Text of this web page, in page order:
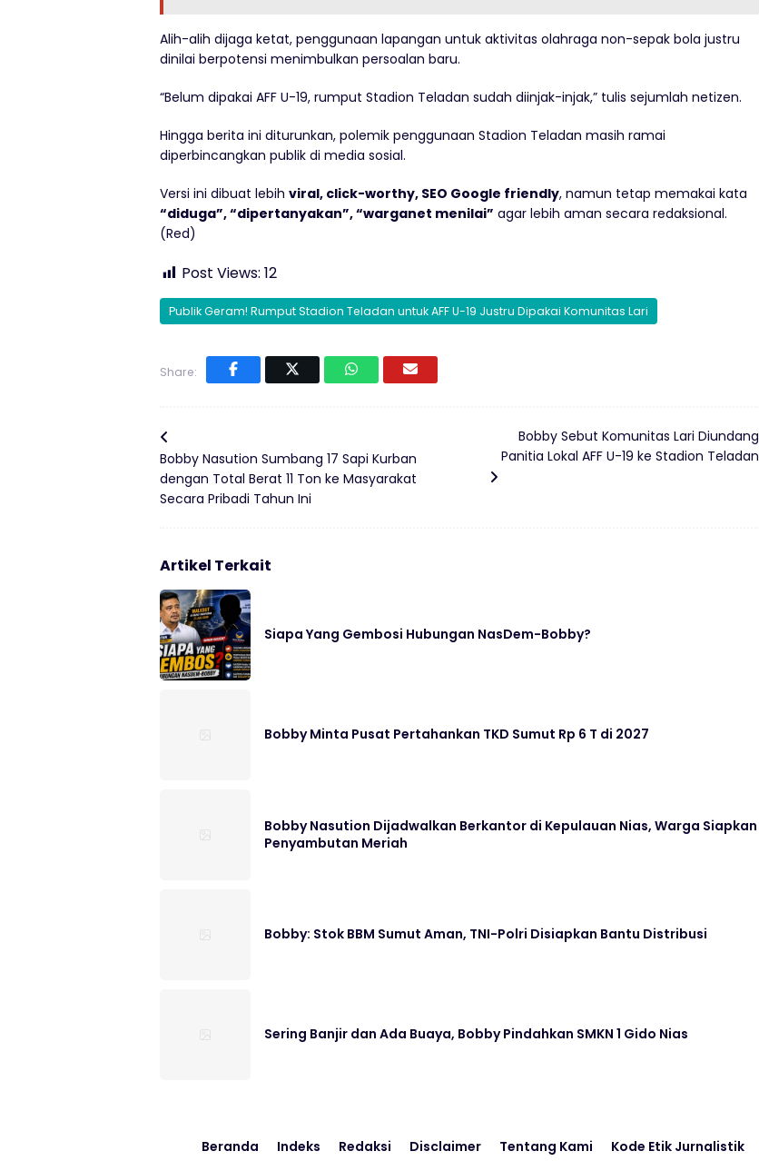
Alih-alih dijaga ketat, penggunaan lapangan untuk aktivitas olahraga non-sepak bola justru
dinilai berpotensi menimbulkan persoalan baru.
“Belum dipakai AFF U-19, rumput Stadion Teladan sudah diinjak-injak,” tulis sejumlah netizen.
Hingga berita ini diturunkan, polemik penggunaan Stadion Teladan masih ramai
diperbincangkan publik di media sosial.
Versi ini dibuat lebih viral, click-worthy, SEO Google friendly, namun tetap memakai kata
“diduga”, “dipertanyakan”, “warganet menilai” agar lebih aman secara redaksional.
(Red)
Post Views: 12
Publik Geram! Rumput Stadion Teladan untuk AFF U-19 Justru Dipakai Komunitas Lari
Share:
Bobby Nasution Sumbang 17 Sapi Kurban
dengan Total Berat 11 Ton ke Masyarakat
Secara Pribadi Tahun Ini
Bobby Sebut Komunitas Lari Diundang
Panitia Lokal AFF U-19 ke Stadion Teladan
Artikel Terkait
Siapa Yang Gembosi Hubungan NasDem-Bobby?
Bobby Minta Pusat Pertahankan TKD Sumut Rp 6 T di 2027
Bobby Nasution Dijadwalkan Berkantor di Kepulauan Nias, Warga Siapkan
Penyambutan Meriah
Bobby: Stok BBM Sumut Aman, TNI-Polri Disiapkan Bantu Distribusi
Sering Banjir dan Ada Buaya, Bobby Pindahkan SMKN 1 Gido Nias
Beranda Indeks Redaksi Disclaimer Tentang Kami Kode Etik Jurnalistik